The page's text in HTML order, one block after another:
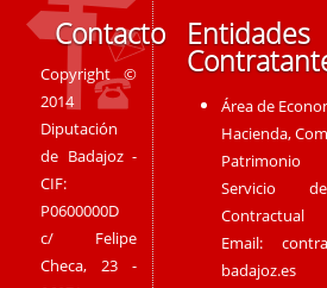
Contacto
Copyright ©
2014
Diputación
de Badajoz -
CIF:
P0600000D
c/ Felipe
Checa, 23 -
Entidades
Área de
Hacienda,
Patrimonio
Servicio
Contractual
Email:
badajoz.es